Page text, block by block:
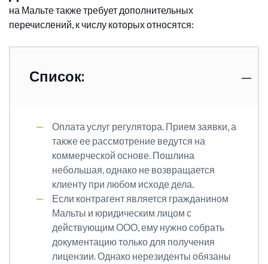
на Мальте также требует дополнительных
перечислений, к числу которых относятся:
Список:
Оплата услуг регулятора. Прием заявки, а
также ее рассмотрение ведутся на
коммерческой основе. Пошлина
небольшая, однако не возвращается
клиенту при любом исходе дела.
Если контрагент является гражданином
Мальты и юридическим лицом с
действующим ООО, ему нужно собрать
документацию только для получения
лицензии. Однако нерезиденты обязаны